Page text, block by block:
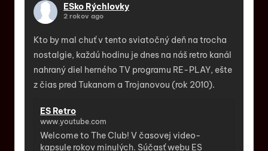
ESko Rýchlovky
2 rokov ago
Kto by mal chuť v tento sviatočný deň na trocha
nostalgie, každú hodinu je dnes na náš retro kanál
nahraný diel herného TV programu RE-PLAY, ešte
z čias pred Tukanom a Trojanovou (rok 2010).
ES Retro
www.youtube.com
Welcome to The Club! V časovej video-
kapsule rokov minulých. Súčasť webu ES